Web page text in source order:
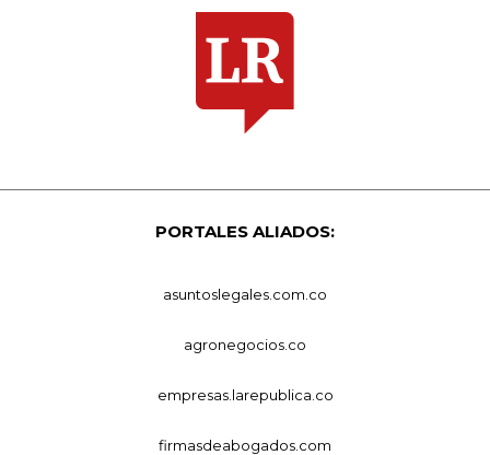
PORTALES ALIADOS:
asuntoslegales.com.co
agronegocios.co
empresas.larepublica.co
firmasdeabogados.com